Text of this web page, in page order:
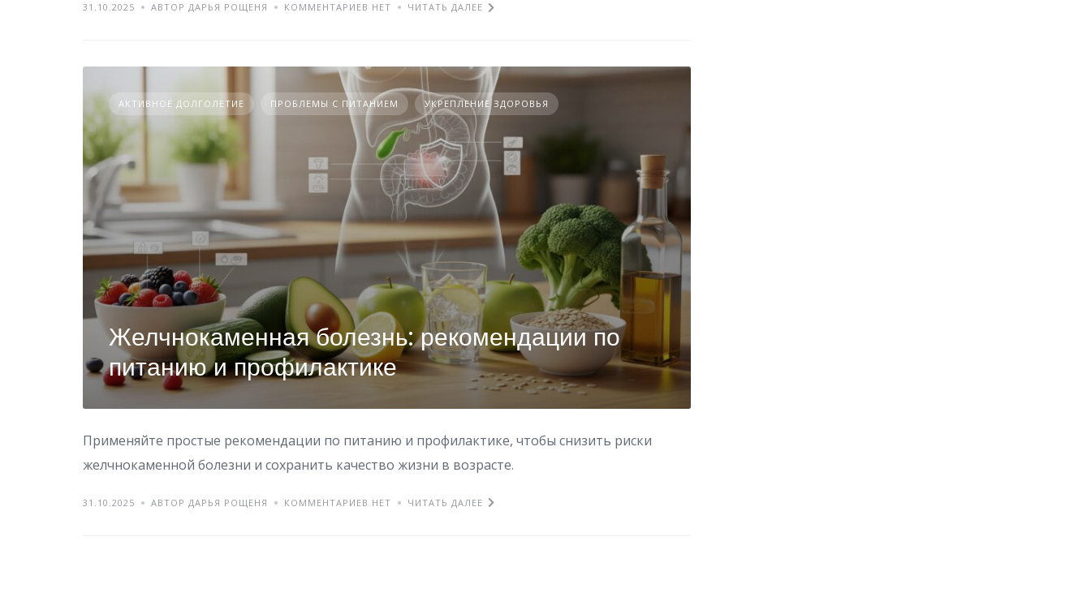
31.10.2025 АВТОР ДАРЬЯ РОЩЕНЯ КОММЕНТАРИЕВ НЕТ ЧИТАТЬ ДАЛЕЕ
АКТИВНОЕ ДОЛГОЛЕТИЕ ПРОБЛЕМЫ С ПИТАНИЕМ УКРЕПЛЕНИЕ ЗДОРОВЬЯ
Желчнокаменная болезнь: рекомендации по
питанию и профилактике
Применяйте простые рекомендации по питанию и профилактике, чтобы снизить риски
желчнокаменной болезни и сохранить качество жизни в возрасте.
31.10.2025 АВТОР ДАРЬЯ РОЩЕНЯ КОММЕНТАРИЕВ НЕТ ЧИТАТЬ ДАЛЕЕ